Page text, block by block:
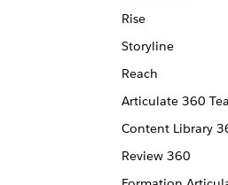
Rise
Storyline
Reach
Articulate 360
Content Library
Review 360